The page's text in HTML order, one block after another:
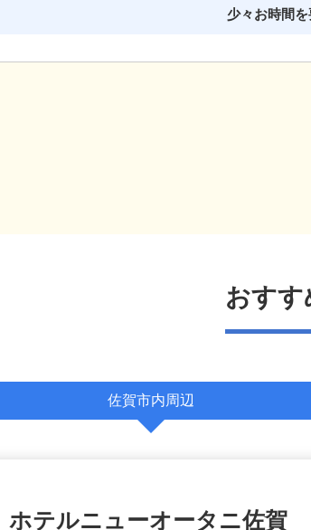
少々お時間を
おす
佐賀市内周辺
ホテルニューオータニ佐賀